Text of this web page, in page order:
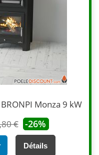
Monza 9 kW
€ -26%
Détails